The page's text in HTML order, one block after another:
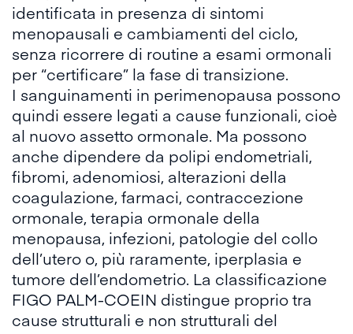
identificata in presenza di sintomi
menopausali e cambiamenti del ciclo,
senza ricorrere di routine a esami ormonali
per “certificare” la fase di transizione.
I sanguinamenti in perimenopausa possono
quindi essere legati a cause funzionali, cioè
al nuovo assetto ormonale. Ma possono
anche dipendere da polipi endometriali,
fibromi, adenomiosi, alterazioni della
coagulazione, farmaci, contraccezione
ormonale, terapia ormonale della
menopausa, infezioni, patologie del collo
dell’utero o, più raramente, iperplasia e
tumore dell’endometrio. La classificazione
FIGO PALM-COEIN distingue proprio tra
cause strutturali e non strutturali del